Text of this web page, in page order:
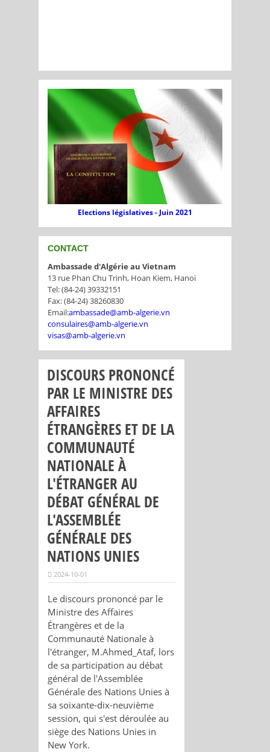
Elections législatives - Juin 2021
CONTACT
Ambassade d'Algérie au Vietnam
13 rue Phan Chu Trinh, Hoan Kiem, Hanoi
Tel: (84-24) 39332151
Fax: (84-24) 38260830
Email:ambassade@amb-algerie.vn
consulaires@amb-algerie.vn
visas@amb-algerie.vn
DISCOURS PRONONCÉ
PAR LE MINISTRE DES
AFFAIRES
ÉTRANGÈRES ET DE LA
COMMUNAUTÉ
NATIONALE À
L'ÉTRANGER AU
DÉBAT GÉNÉRAL DE
L'ASSEMBLÉE
GÉNÉRALE DES
NATIONS UNIES
2024-10-01
Le discours prononcé par le
Ministre des Affaires
Étrangères et de la
Communauté Nationale à
l'étranger, M.Ahmed_Ataf, lors
de sa participation au débat
général de l'Assemblée
Générale des Nations Unies à
sa soixante-dix-neuvième
session, qui s'est déroulée au
siège des Nations Unies in
New York.